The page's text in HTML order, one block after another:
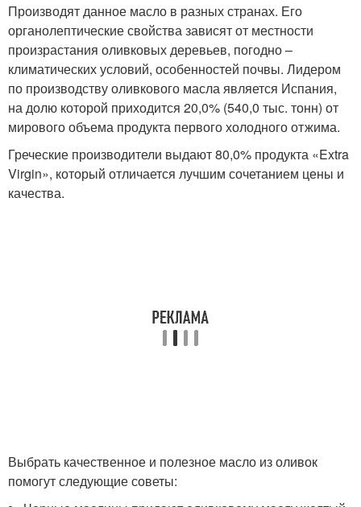
Производят данное масло в разных странах. Его
органолептические свойства зависят от местности
произрастания оливковых деревьев, погодно –
климатических условий, особенностей почвы. Лидером
по производству оливкового масла является Испания,
на долю которой приходится 20,0% (540,0 тыс. тонн) от
мирового объема продукта первого холодного отжима.
Греческие производители выдают 80,0% продукта «Extra
Virgin», который отличается лучшим сочетанием цены и
качества.
Выбрать качественное и полезное масло из оливок
помогут следующие советы: